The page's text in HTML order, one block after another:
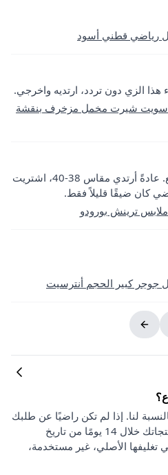
رياضي قطني أسود
هذا الزي دون تردد، ارتديه واخرجي.
شيرت مخمل مزخرف بنقشة
لون المنتج، قماشه رائع. عادةً أرتدي مقاس 38-40، اشتريت
ترينش بورودو
جوجر كبير الحجم أنترسيت
لنا. إذا لم تكن راضيًا عن طلبك
لأي سبب كان، يمكنك إرجاع منتجاتك خلال 14 يومًا من تاريخ
الأصلي، غير مستخدمة،